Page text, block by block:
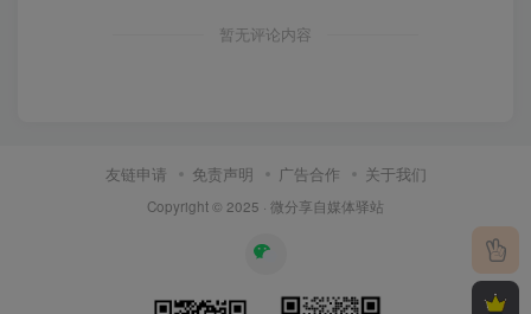
暂无评论内容
友链申请 免责声明 广告合作 关于我们
Copyright © 2025 · 微分享自媒体驿站